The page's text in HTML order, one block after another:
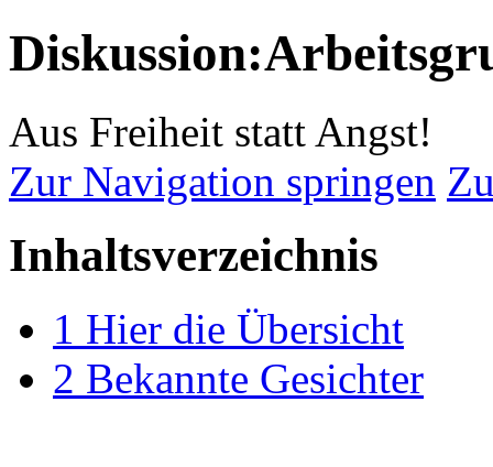
Aus Freiheit statt Angst!
Zur Navigation springen
Inhaltsverzeichnis
1 Hier die Übersicht
2 Bekannte Gesichter